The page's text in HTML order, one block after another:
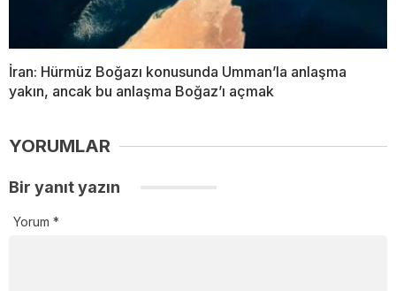
İran: Hürmüz Boğazı konusunda Umman’la anlaşma
yakın, ancak bu anlaşma Boğaz’ı açmak
YORUMLAR
Bir yanıt yazın
Yorum *